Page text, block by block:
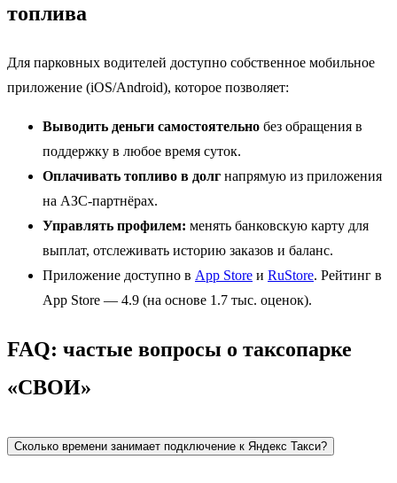
топлива
Для парковных водителей доступно собственное мобильное
приложение (iOS/Android), которое позволяет:
Выводить деньги самостоятельно без обращения в
поддержку в любое время суток.
Оплачивать топливо в долг напрямую из приложения
на АЗС-партнёрах.
Управлять профилем: менять банковскую карту для
выплат, отслеживать историю заказов и баланс.
Приложение доступно в App Store и RuStore. Рейтинг в
App Store — 4.9 (на основе 1.7 тыс. оценок).
FAQ: частые вопросы о таксопарке
«СВОИ»
Сколько времени занимает подключение к Яндекс Такси?